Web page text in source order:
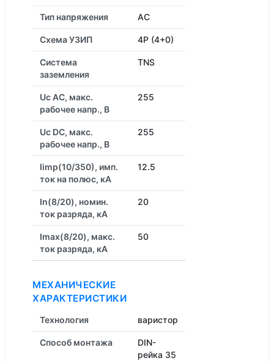
Тип напряжения AC
Схема УЗИП 4P (4+0)
Система
заземления
TNS
Uc AC, макс.
рабочее напр., В
255
Uc DC, макс.
рабочее напр., В
255
Iimp(10/350), имп.
ток на полюс, кА
12.5
In(8/20), номин.
ток разряда, кА
20
Imax(8/20), макс.
ток разряда, кА
50
МЕХАНИЧЕСКИЕ
ХАРАКТЕРИСТИКИ
Технология варистор
Способ монтажа
DIN-
рейка 35